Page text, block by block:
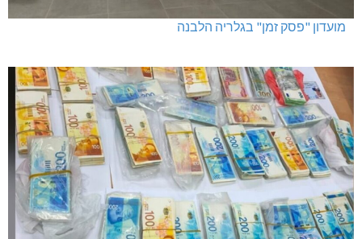
מועדון "פסק זמן" בגלריה הלבנה